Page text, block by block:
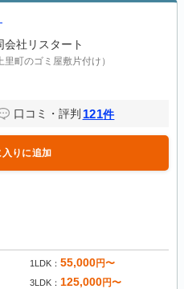
会社リスタート
里町のゴミ屋敷片付け）
口コミ・評判 121件
りに追加
1LDK 55,000円〜
3LDK 125,000円〜